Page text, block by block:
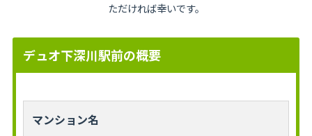
ただければ幸いです。
デュオ下深川駅前の概要
マンション名